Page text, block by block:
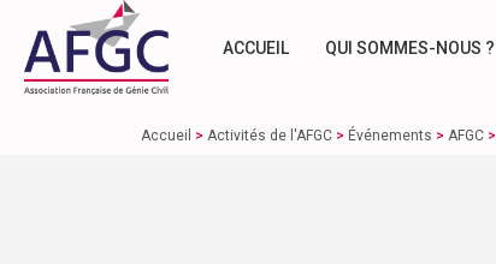
ACCUEIL QUI SOMMES-NOUS ?
Accueil > Activités de l'AFGC > Événements > AFGC >